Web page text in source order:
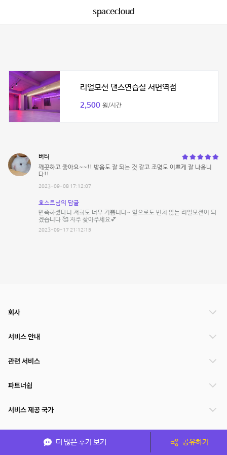
spacecloud
리얼모션 댄스연습실 서면역점
2,500 원/시간
버터
깨끗하고 좋아요~~!! 방음도 잘 되는 것 같고 조명도 이쁘게 잘 나옵니
다!!
2023-09-08 17:12:07
호스트님의 답글
만족하셨다니 저희도 너무 기쁩니다~ 앞으로도 변치 않는 리얼모션이 되
겠습니다 🥰 자주 찾아주세요💕
2023-09-17 21:12:15
더 많은 후기 보기 공유하기
회사
서비스 안내
관련 서비스
파트너쉽
서비스 제공 국가
(주)NSPACE 사업자정보